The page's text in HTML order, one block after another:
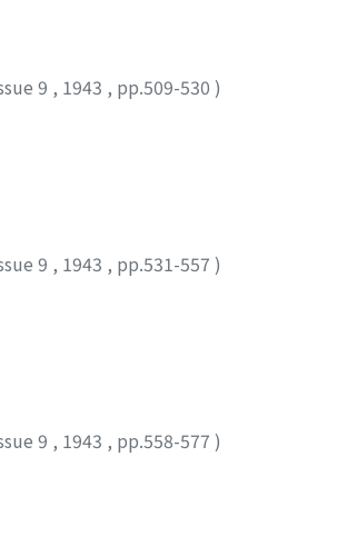
9 , 1943 , pp.509-530 )
9 , 1943 , pp.531-557 )
9 , 1943 , pp.558-577 )